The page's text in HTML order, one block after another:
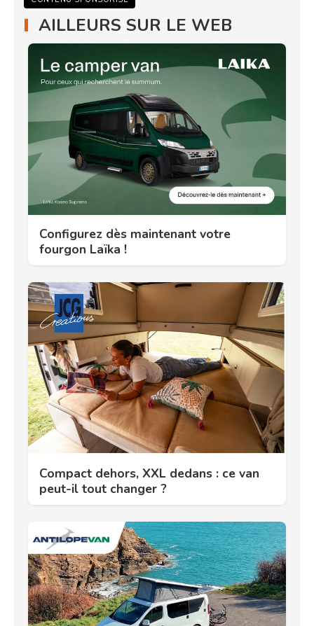
AILLEURS SUR LE WEB
Configurez dès maintenant votre
fourgon Laïka !
Compact dehors, XXL dedans : ce van
peut-il tout changer ?